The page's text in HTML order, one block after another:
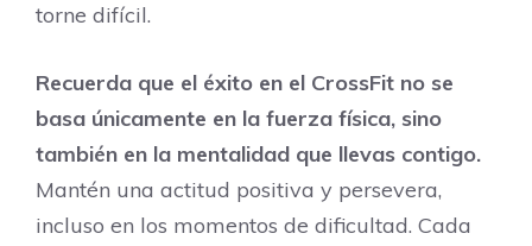
torne difícil.
Recuerda que el éxito en el CrossFit no se
basa únicamente en la fuerza física, sino
también en la mentalidad que llevas contigo.
Mantén una actitud positiva y persevera,
incluso en los momentos de dificultad. Cada